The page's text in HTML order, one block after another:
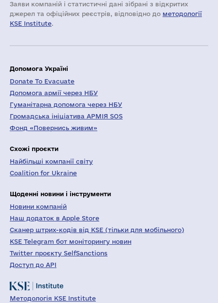
Заяви компаній i статистичні дані зібрані з відкритих
джерел та офіційних реєстрів, відповідно до методології
KSE Institute.
Допомога Україні
Donate To Evacuate
Допомога армії через НБУ
Гуманітарна допомога через НБУ
Громадська ініціатива АРМІЯ SOS
Фонд «Повернись живим»
Схожі проєкти
Найбільші компанії світу
Coalition for Ukraine
Щоденні новини і інструменти
Новини компаній
Наш додаток в Apple Store
Сканер штрих-кодів від KSE (тільки для мобільного)
KSE Telegram бот моніторингу новин
Twitter проєкту SelfSanctions
Доступ до API
Методологія KSE Institute